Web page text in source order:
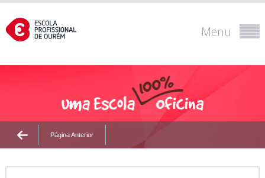
Menu
Página Anterior